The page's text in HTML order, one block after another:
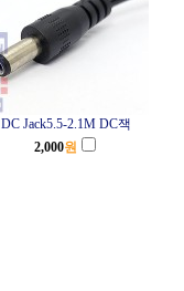
DC Jack5.5-2.1M DC잭
2,000원